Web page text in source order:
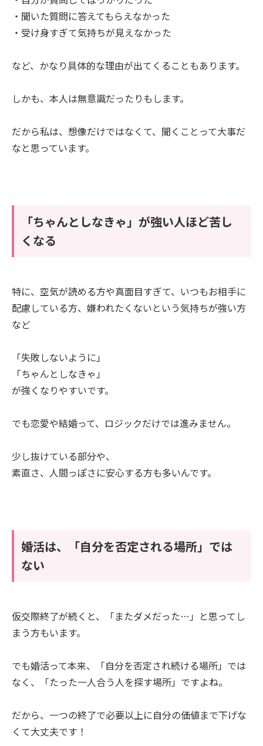
・聞いた質問に答えてもらえなかった
・受け身すぎて気持ちが見えなかった
など、かなり具体的な理由が出てくることもあります。
しかも、本人は無意識だったりもします。
だから私は、想像だけではなくて、聞くことって大事だ
なと思っています。
「ちゃんとしなきゃ」が強い人ほど苦し
くなる
特に、空気が読める方や真面目すぎて、いつもお相手に
配慮している方、嫌われたくないという気持ちが強い方
など
「失敗しないように」
「ちゃんとしなきゃ」
が強くなりやすいです。
でも恋愛や結婚って、ロジックだけでは進みません。
少し抜けている部分や、
素直さ、人間っぽさに安心する方も多いんです。
婚活は、「自分を否定される場所」では
ない
仮交際終了が続くと、「またダメだった…」と思ってし
まう方もいます。
でも婚活って本来、「自分を否定され続ける場所」では
なく、「たった一人合う人を探す場所」ですよね。
だから、一つの終了で必要以上に自分の価値まで下げな
くて大丈夫です！